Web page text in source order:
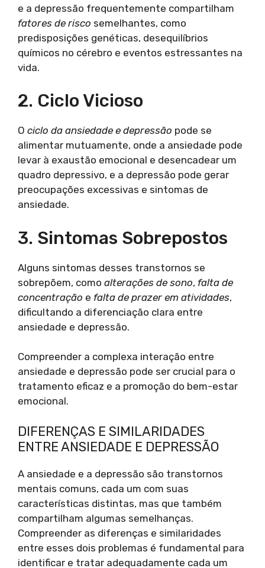
e a depressão frequentemente compartilham
fatores de risco semelhantes, como
predisposições genéticas, desequilíbrios
químicos no cérebro e eventos estressantes na
vida.
2. Ciclo Vicioso
O ciclo da ansiedade e depressão pode se
alimentar mutuamente, onde a ansiedade pode
levar à exaustão emocional e desencadear um
quadro depressivo, e a depressão pode gerar
preocupações excessivas e sintomas de
ansiedade.
3. Sintomas Sobrepostos
Alguns sintomas desses transtornos se
sobrepõem, como alterações de sono, falta de
concentração e falta de prazer em atividades,
dificultando a diferenciação clara entre
ansiedade e depressão.
Compreender a complexa interação entre
ansiedade e depressão pode ser crucial para o
tratamento eficaz e a promoção do bem-estar
emocional.
DIFERENÇAS E SIMILARIDADES
ENTRE ANSIEDADE E DEPRESSÃO
A ansiedade e a depressão são transtornos
mentais comuns, cada um com suas
características distintas, mas que também
compartilham algumas semelhanças.
Compreender as diferenças e similaridades
entre esses dois problemas é fundamental para
identificar e tratar adequadamente cada um